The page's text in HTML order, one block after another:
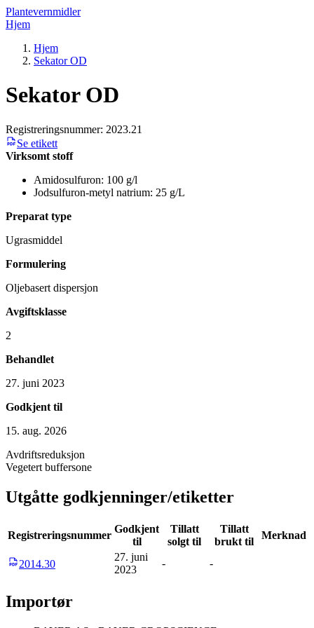
Plantevernmidler
Hjem
Hjem
Sekator OD
Sekator OD
Registreringsnummer: 2023.21
Se etikett
Virksomt stoff
Amidosulfuron: 100 g/l
Jodsulfuron-metyl natrium: 25 g/L
Preparat type
Ugrasmiddel
Formulering
Oljebasert dispersjon
Avgiftsklasse
2
Behandlet
27. juni 2023
Godkjent til
15. aug. 2026
Avdriftsreduksjon
Vegetert buffersone
Utgåtte godkjenninger/etiketter
Registreringsnummer
Godkjent
til
Tillatt
solgt til
Tillatt
brukt til
Merknad
2014.30
27. juni
2023
- -
Importør